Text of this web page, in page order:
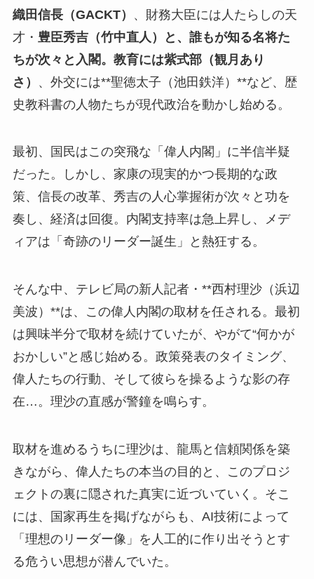
織田信長（GACKT）
、財務大臣には人たらしの天
才・ 豊臣秀吉（竹中直人）と、誰もが知る名将た
ちが次々と入閣。教育には紫式部（観月あり
さ）
、外交には**聖徳太子（池田鉄洋）**など、歴
史教科書の人物たちが現代政治を動かし始める。
最初、国民はこの突飛な「偉人内閣」に半信半疑
だった。しかし、家康の現実的かつ長期的な政
策、信長の改革、秀吉の人心掌握術が次々と功を
奏し、経済は回復。内閣支持率は急上昇し、メデ
ィアは「奇跡のリーダー誕生」と熱狂する。
そんな中、テレビ局の新人記者・**西村理沙（浜辺
美波）**は、この偉人内閣の取材を任される。最初
は興味半分で取材を続けていたが、やがて“何かが
おかしい”と感じ始める。政策発表のタイミング、
偉人たちの行動、そして彼らを操るような影の存
在…。理沙の直感が警鐘を鳴らす。
取材を進めるうちに理沙は、龍馬と信頼関係を築
きながら、偉人たちの本当の目的と、このプロジ
ェクトの裏に隠された真実に近づいていく。そこ
には、国家再生を掲げながらも、AI技術によって
「理想のリーダー像」を人工的に作り出そうとす
る危うい思想が潜んでいた。